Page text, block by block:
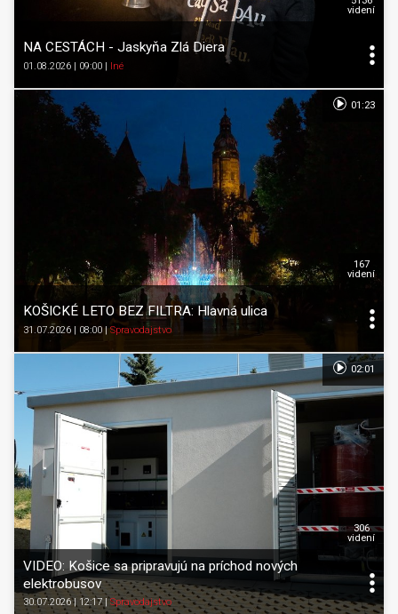
NA CESTÁCH - Jaskyňa Zlá Diera
01.08.2026 | 09:00 | Iné
videní
KOŠICKÉ LETO BEZ FILTRA: Hlavná ulica
31.07.2026 | 08:00|Spravodajstvo
167
videní
01:23
VIDEO: Košice sa pripravujú na príchod nových
elektrobusov
30.07.2026 | 12:17 |Spravodajstvo
306
videní
02:01